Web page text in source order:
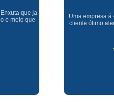
valoriza o
o serviços.
telefônico (q hj
técnico Sr
seca q minha